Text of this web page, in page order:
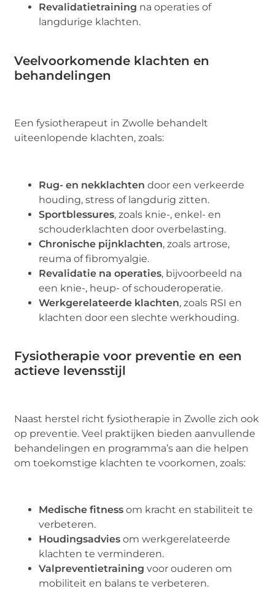
Revalidatietraining na operaties of
langdurige klachten.
Veelvoorkomende klachten en
behandelingen
Een fysiotherapeut in Zwolle behandelt
uiteenlopende klachten, zoals:
Rug- en nekklachten door een verkeerde
houding, stress of langdurig zitten.
Sportblessures, zoals knie-, enkel- en
schouderklachten door overbelasting.
Chronische pijnklachten, zoals artrose,
reuma of fibromyalgie.
Revalidatie na operaties, bijvoorbeeld na
een knie-, heup- of schouderoperatie.
Werkgerelateerde klachten, zoals RSI en
klachten door een slechte werkhouding.
Fysiotherapie voor preventie en een
actieve levensstijl
Naast herstel richt fysiotherapie in Zwolle zich ook
op preventie. Veel praktijken bieden aanvullende
behandelingen en programma’s aan die helpen
om toekomstige klachten te voorkomen, zoals:
Medische fitness om kracht en stabiliteit te
verbeteren.
Houdingsadvies om werkgerelateerde
klachten te verminderen.
Valpreventietraining voor ouderen om
mobiliteit en balans te verbeteren.